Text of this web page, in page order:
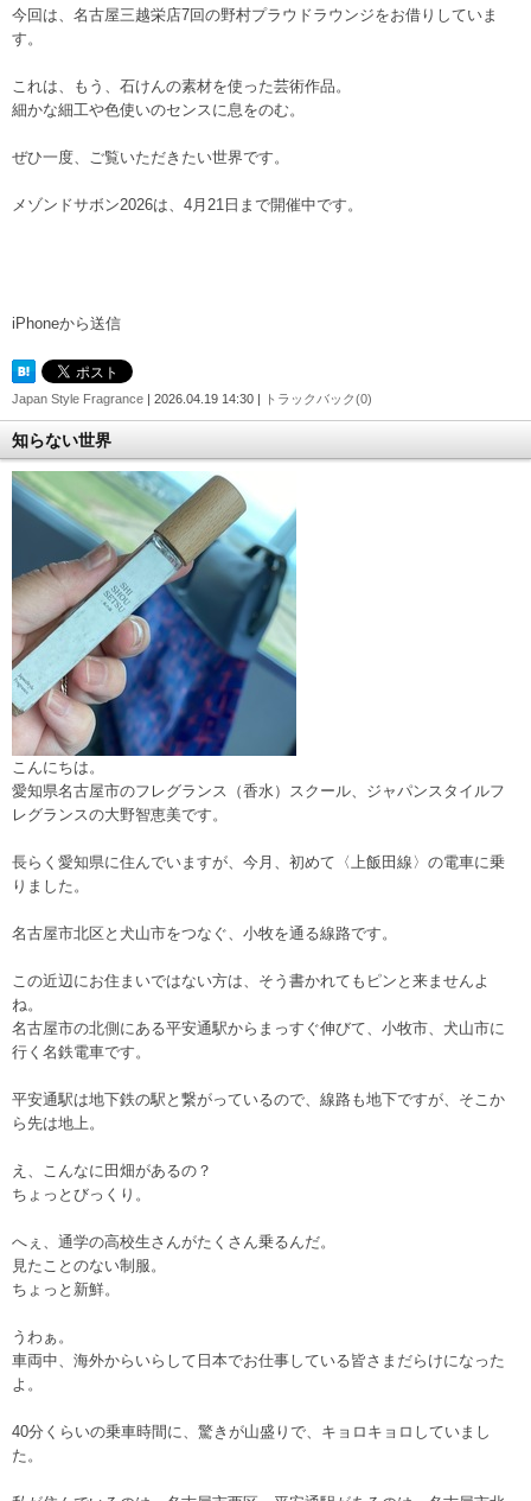
今回は、名古屋三越栄店7回の野村プラウドラウンジをお借りしていま
す。
これは、もう、石けんの素材を使った芸術作品。
細かな細工や色使いのセンスに息をのむ。
ぜひ一度、ご覧いただきたい世界です。
メゾンドサボン2026は、4月21日まで開催中です。
iPhoneから送信
Japan Style Fragrance | 2026.04.19 14:30 | トラックバック(0)
知らない世界
こんにちは。
愛知県名古屋市のフレグランス（香水）スクール、ジャパンスタイルフ
レグランスの大野智恵美です。
長らく愛知県に住んでいますが、今月、初めて〈上飯田線〉の電車に乗
りました。
名古屋市北区と犬山市をつなぐ、小牧を通る線路です。
この近辺にお住まいではない方は、そう書かれてもピンと来ませんよ
ね。
名古屋市の北側にある平安通駅からまっすぐ伸びて、小牧市、犬山市に
行く名鉄電車です。
平安通駅は地下鉄の駅と繋がっているので、線路も地下ですが、そこか
ら先は地上。
え、こんなに田畑があるの？
ちょっとびっくり。
へぇ、通学の高校生さんがたくさん乗るんだ。
見たことのない制服。
ちょっと新鮮。
うわぁ。
車両中、海外からいらして日本でお仕事している皆さまだらけになった
よ。
40分くらいの乗車時間に、驚きが山盛りで、キョロキョロしていまし
た。